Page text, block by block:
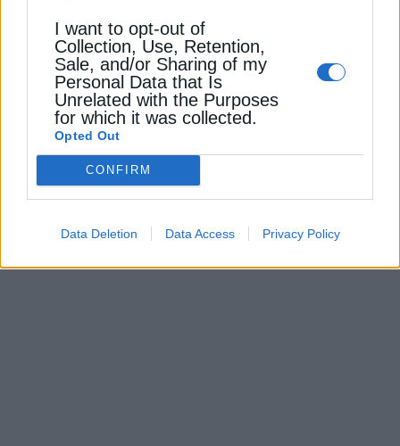
I want to opt-out of
Collection, Use, Retention,
Sale, and/or Sharing of my
Personal Data that Is
Unrelated with the Purposes
for which it was collected.
Opted Out
CONFIRM
Data Deletion Data Access Privacy Policy
ΑΝΑΝΕΩΣΙΜΕΣ ΠΗΓΕΣ
Η Κομισιόν καλεί τα κράτη να
ακολουθήσουν την οδηγία ΑΠΕ
24 Ιουλίου 2025